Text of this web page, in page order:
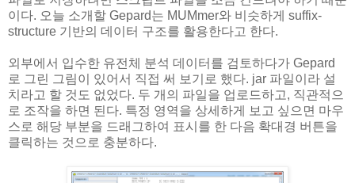
이다. 오늘 소개할 Gepard는 MUMmer와 비슷하게 suffix-
structure 기반의 데이터 구조를 활용한다고 한다.
외부에서 입수한 유전체 분석 데이터를 검토하다가 Gepard
로 그린 그림이 있어서 직접 써 보기로 했다. jar 파일이라 설
치라고 할 것도 없었다. 두 개의 파일을 업로드하고, 직관적으
로 조작을 하면 된다. 특정 영역을 상세하게 보고 싶으면 마우
스로 해당 부분을 드래그하여 표시를 한 다음 확대경 버튼을
클릭하는 것으로 충분하다.